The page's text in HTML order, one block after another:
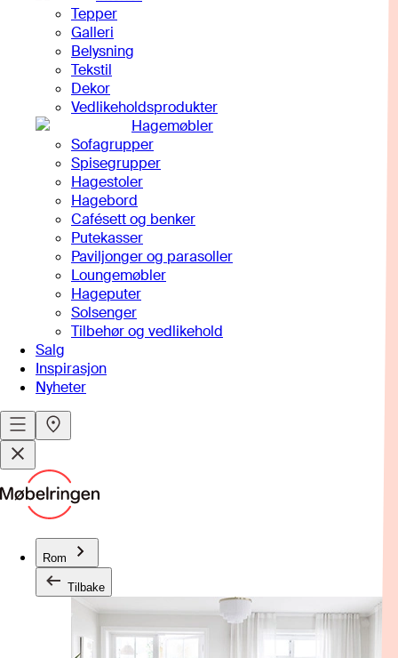
Tepper
Galleri
Belysning
Tekstil
Dekor
Vedlikeholdsprodukter
Hagemøbler
Sofagrupper
Spisegrupper
Hagestoler
Hagebord
Cafésett og benker
Putekasser
Paviljonger og parasoller
Loungemøbler
Hageputer
Solsenger
Tilbehør og vedlikehold
Salg
Inspirasjon
Nyheter
Rom
Tilbake